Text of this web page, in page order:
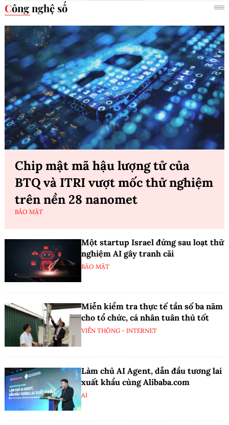
Công nghệ số
Chip mật mã hậu lượng tử của
BTQ và ITRI vượt mốc thử nghiệm
trên nền 28 nanomet
BẢO MẬT
Một startup Israel đứng sau loạt thử
nghiệm AI gây tranh cãi
BẢO MẬT
Miễn kiểm tra thực tế tần số ba năm
cho tổ chức, cá nhân tuân thủ tốt
VIỄN THÔNG - INTERNET
Làm chủ AI Agent, dẫn đầu tương lai
xuất khẩu cùng Alibaba.com
AI